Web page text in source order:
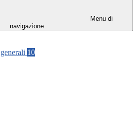
Menu di
navigazione
10